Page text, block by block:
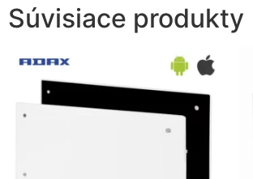
Súvisiace produkty